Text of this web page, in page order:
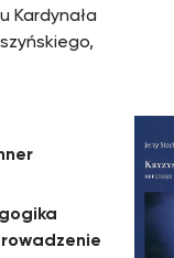
Kardynała